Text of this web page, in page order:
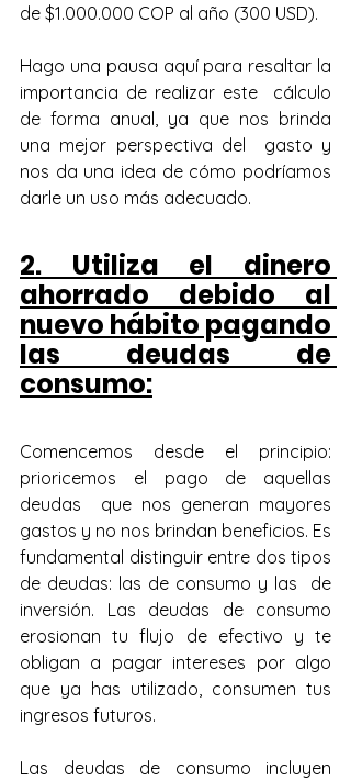
de $1.000.000 COP al año (300 USD).
Hago una pausa aquí para resaltar la
importancia de realizar este  cálculo
de forma anual, ya que nos brinda
una mejor perspectiva del  gasto y
nos da una idea de cómo podríamos
darle un uso más adecuado.
2. Utiliza el dinero
ahorrado debido al
nuevo hábito pagando
las deudas de
consumo:
Comencemos desde el principio:
prioricemos el pago de aquellas
deudas  que nos generan mayores
gastos y no nos brindan beneficios. Es
fundamental distinguir entre dos tipos
de deudas: las de consumo y las  de
inversión. Las deudas de consumo
erosionan tu flujo de efectivo y te
obligan a pagar intereses por algo
que ya has utilizado, consumen tus
ingresos futuros.
Las deudas de consumo incluyen